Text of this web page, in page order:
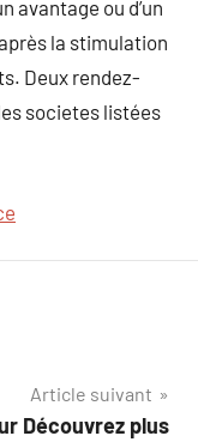
avantage ou d’un
la stimulation
Deux rendez-
societes listées
Article suivant
Découvrez plus